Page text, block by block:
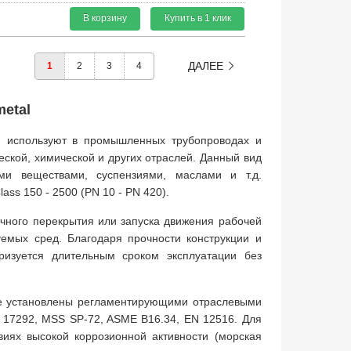
В корзину Купить в 1 клик
1 2 3 4 ДАЛЕЕ
в промышленных трубопроводах и
химической и других отраслей. Данный вид
веществами, суспензиями, маслами и т.д.
150 - 2500 (PN 10 - PN 420).
перекрытия или запуска движения рабочей
сред. Благодаря прочности конструкции и
длительным сроком эксплуатации без
установлены регламентирующими отраслевыми
MSS SP-72, ASME B16.34, EN 12516. Для
высокой коррозионной активности (морская